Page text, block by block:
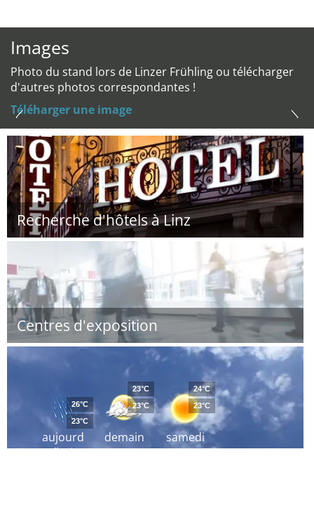
Images
Photo du stand lors de Linzer Frühling ou télécharger
d'autres photos correspondantes !
Téléharger une image
Recherche d'hôtels à Linz
Centres d'exposition
aujourd
´hui
26°C
23°C
demain
23°C
23°C
samedi
24°C
23°C